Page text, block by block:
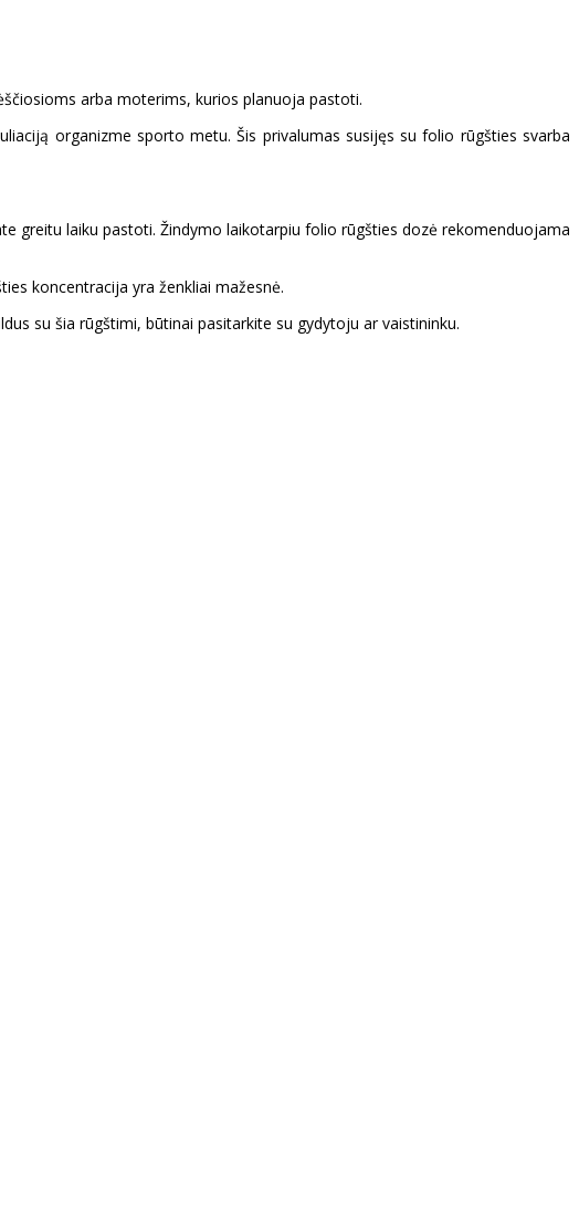
arba moterims, kurios planuoja pastoti.
organizme sporto metu. Šis privalumas susijęs su folio rūgšties svarba
greitu laiku pastoti. Žindymo laikotarpiu folio rūgšties dozė rekomenduojama
koncentracija yra ženkliai mažesnė.
su šia rūgštimi, būtinai pasitarkite su gydytoju ar vaistininku.